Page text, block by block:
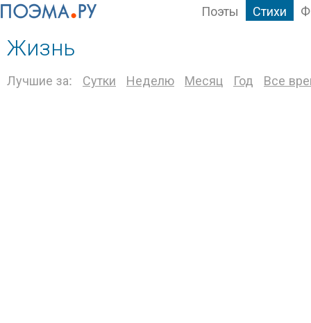
Поэты Стихи
Жизнь
Лучшие за: Сутки Неделю Месяц Год Все